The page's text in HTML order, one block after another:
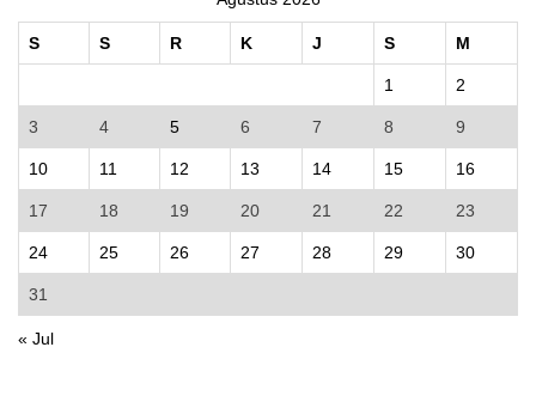
S S R K J S M
1 2
3 4 5 6 7 8 9
10 11 12 13 14 15 16
17 18 19 20 21 22 23
24 25 26 27 28 29 30
31
« Jul